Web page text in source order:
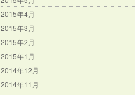
2015年4月
2015年3月
2015年2月
2015年1月
2014年12月
2014年11月